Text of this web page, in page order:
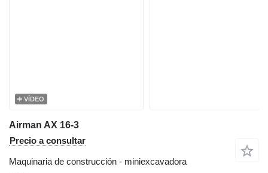
VÍDEO
Airman AX 16-3
Precio a consultar
Maquinaria de construcción - miniexcavadora